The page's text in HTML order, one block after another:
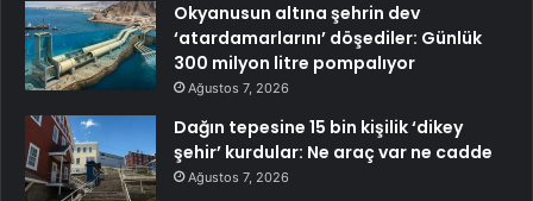
Okyanusun altına şehrin dev
‘atardamarlarını’ döşediler: Günlük
300 milyon litre pompalıyor
Ağustos 7, 2026
Dağın tepesine 15 bin kişilik ‘dikey
şehir’ kurdular: Ne araç var ne cadde
Ağustos 7, 2026